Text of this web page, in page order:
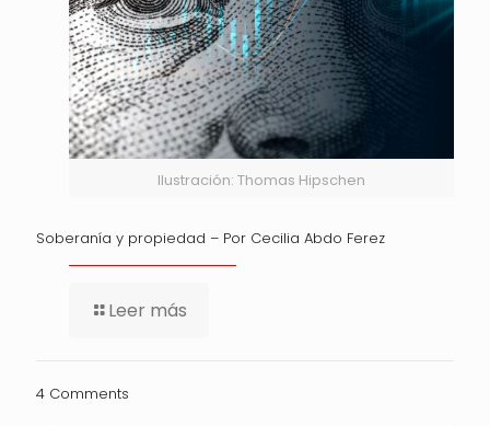
Ilustración: Thomas Hipschen
Soberanía y propiedad – Por Cecilia Abdo Ferez
Leer más
4 Comments